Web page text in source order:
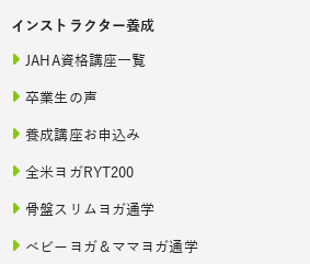
インストラクター養成
JAHA資格講座一覧
卒業生の声
養成講座お申込み
全米ヨガRYT200
骨盤スリムヨガ通学
ベビーヨガ＆ママヨガ通学